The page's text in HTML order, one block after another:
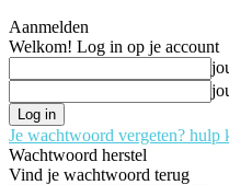
Aanmelden
Welkom! Log in op je account
Je wachtwoord vergeten? hulp
Wachtwoord herstel
Vind je wachtwoord terug